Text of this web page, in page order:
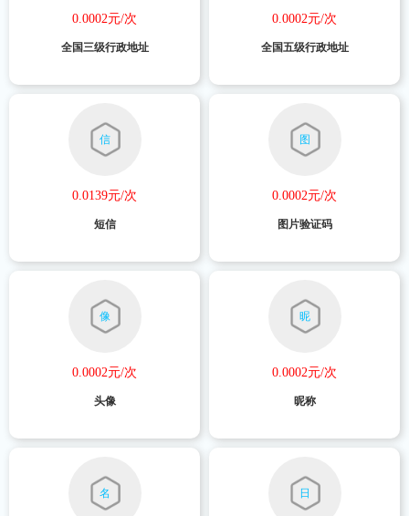
0.0002元/次
全国三级行政地址
0.0002元/次
全国五级行政地址
信
0.0139元/次
短信
图
0.0002元/次
图片验证码
像
0.0002元/次
头像
昵
0.0002元/次
昵称
名 日